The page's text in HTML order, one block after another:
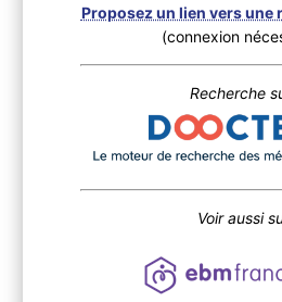
Proposez un lien vers une
(connexion
Recherche
Voir aussi